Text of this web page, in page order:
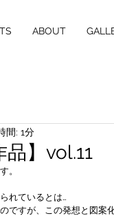
ABOUT
品】vol.11
間: 1分
。
れているとは…
ですが、この発想と図案